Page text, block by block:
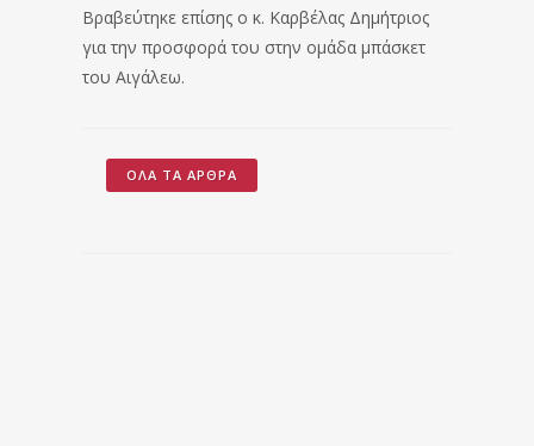
Βραβεύτηκε επίσης ο κ. Καρβέλας Δημήτριος
για την προσφορά του στην ομάδα μπάσκετ
του Αιγάλεω.
ΌΛΑ ΤΑ ΆΡΘΡΑ